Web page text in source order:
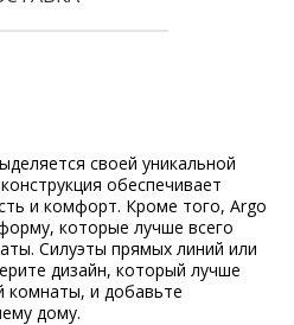
своей уникальной
обеспечивает
и комфорт. Кроме того, Argo
которые лучше всего
Силуэты прямых линий или
дизайн, который лучше
комнаты, и добавьте
дому.